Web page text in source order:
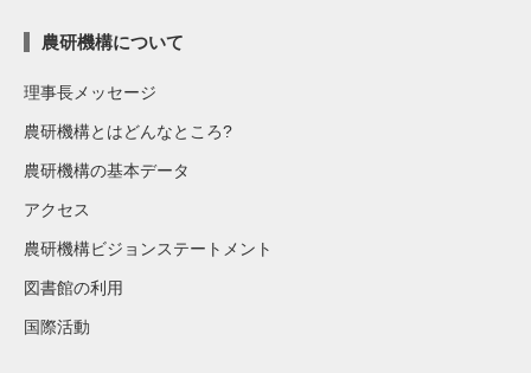
農研機構について
理事長メッセージ
農研機構とはどんなところ?
農研機構の基本データ
アクセス
農研機構ビジョンステートメント
図書館の利用
国際活動